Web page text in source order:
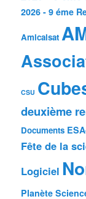
2026 - 9 éme
Amicalsat
CSU
deuxième
Documents
Fête de la
Logiciel
Planète